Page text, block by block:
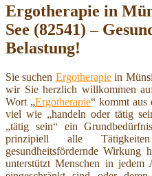
Ergotherapie in
See (82541) –
Belastung!
Sie suchen Ergotherapiein
wir Sie herzlich willkommen
Wort „Ergotherapie“ kommt aus
viel wie „handeln oder tätig
„tätig sein“ ein
prinzipiell alle
gesundheitsfördernde Wirkung
unterstützt Menschen in jedem